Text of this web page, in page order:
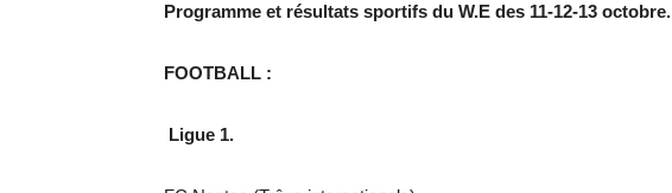
Programme et résultats sportifs du W.E des 11-12-13 octobre.
FOOTBALL :
Ligue 1.